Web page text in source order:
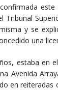
Tribunal
y se
una
estaba en
Avenida
en reiteradas